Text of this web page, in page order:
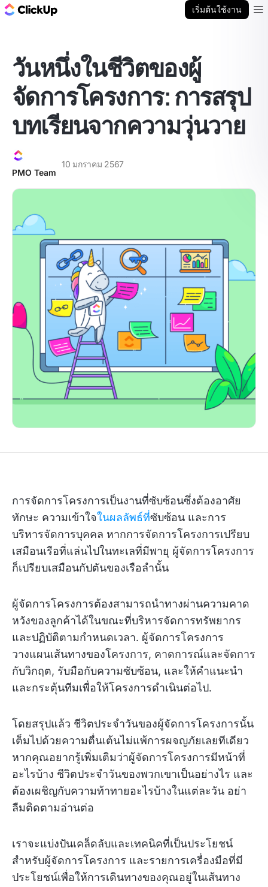
เริ่มต้นใช้งาน
วันหนึ่งในชีวิตของผู้
จัดการโครงการ: การสรุป
บทเรียนจากความวุ่นวาย
PMO Team
10 มกราคม 2567
การจัดการโครงการเป็นงานที่ซับซ้อนซึ่งต้องอาศัย
ทักษะ ความเข้าใจในผลลัพธ์ที่ซับซ้อน และการ
บริหารจัดการบุคคล หากการจัดการโครงการเปรียบ
เสมือนเรือที่แล่นไปในทะเลที่มีพายุ ผู้จัดการโครงการ
ก็เปรียบเสมือนกัปตันของเรือลำนั้น
ผู้จัดการโครงการต้องสามารถนำทางผ่านความคาด
หวังของลูกค้าได้ในขณะที่บริหารจัดการทรัพยากร
และปฏิบัติตามกำหนดเวลา. ผู้จัดการโครงการ
วางแผนเส้นทางของโครงการ, คาดการณ์และจัดการ
กับวิกฤต, รับมือกับความซับซ้อน, และให้คำแนะนำ
และกระตุ้นทีมเพื่อให้โครงการดำเนินต่อไป.
โดยสรุปแล้ว ชีวิตประจำวันของผู้จัดการโครงการนั้น
เต็มไปด้วยความตื่นเต้นไม่แพ้การผจญภัยเลยทีเดียว
หากคุณอยากรู้เพิ่มเติมว่าผู้จัดการโครงการมีหน้าที่
อะไรบ้าง ชีวิตประจำวันของพวกเขาเป็นอย่างไร และ
ต้องเผชิญกับความท้าทายอะไรบ้างในแต่ละวัน อย่า
ลืมติดตามอ่านต่อ
เราจะแบ่งปันเคล็ดลับและเทคนิคที่เป็นประโยชน์
สำหรับผู้จัดการโครงการ และรายการเครื่องมือที่มี
ประโยชน์เพื่อให้การเดินทางของคุณอยู่ในเส้นทาง